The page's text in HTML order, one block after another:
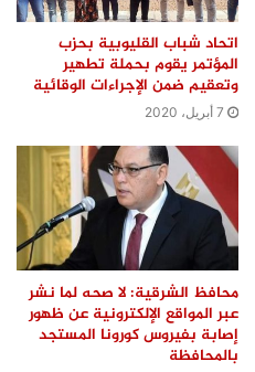
اتحاد شباب القليوبية بحزب
المؤتمر يقوم بحملة تطهير
وتعقيم ضمن الإجراءات الوقائية
7 أبريل، 2020
محافظ الشرقية: لا صحه لما نشر
عبر المواقع الإلكترونية عن ظهور
إصابة بفيروس كورونا المستجد
بالمحافظة